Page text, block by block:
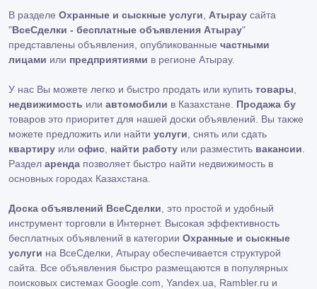
В разделе Охранные и сыскные услуги Атырау сайта
"ВсеСделки - бесплатные объявления Атырау"
представлены объявления, опубликованные частными
лицами или предприятиями в регионе Атырау.
У нас Вы можете легко и быстро продать или купить товары
недвижимость или автомобили в Казахстане. Продажа бу
товаров это приоритет для нашей доски объявлений. Вы также
можете предложить или найти услуги , снять или сдать
квартиру или офис найти работу или разместить вакансии
Раздел аренда позволяет быстро найти недвижимость в
основных городах Казахстана.
Доска объявлений ВсеСделки , это простой и удобный
инструмент торговли в Интернет. Высокая эффективность
бесплатных объявлений в категории Охранные и сыскные
услуги на ВсеСделки, Атырау обеспечивается структурой
сайта. Все объявления быстро размещаются в популярных
поисковых системах Google.com, Yandex.ua, Rambler.ru и